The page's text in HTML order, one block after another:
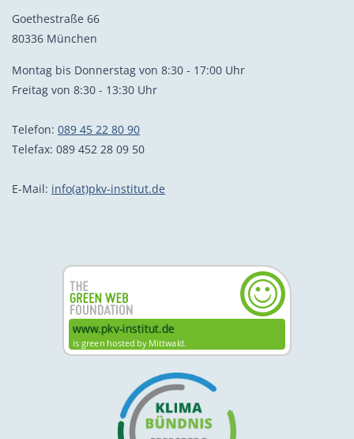
Goethestraße 66
80336 München
Montag bis Donnerstag von 8:30 - 17:00 Uhr
Freitag von 8:30 - 13:30 Uhr
Telefon: 089 45 22 80 90
Telefax: 089 452 28 09 50
E-Mail: info(at)pkv-institut.de